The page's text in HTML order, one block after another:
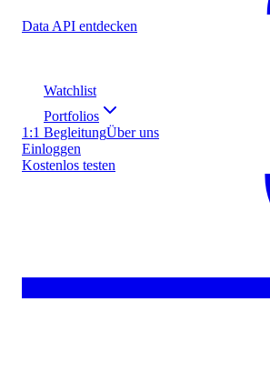
Data API entdecken
Watchlist
Portfolios
1:1 BegleitungÜber uns
Einloggen
Kostenlos testen